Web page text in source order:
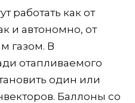
работать как от
и автономно, от
газом. В
отапливаемого
один или
Баллоны со